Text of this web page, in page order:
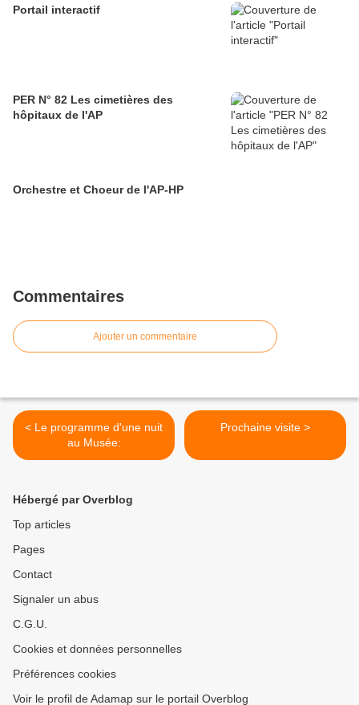
Portail interactif
PER N° 82 Les cimetières des
hôpitaux de l'AP
Orchestre et Choeur de l'AP-HP
Commentaires
Ajouter un commentaire
< Le programme d'une nuit
au Musée:
Prochaine visite >
Hébergé par Overblog
Top articles
Pages
Contact
Signaler un abus
C.G.U.
Cookies et données personnelles
Préférences cookies
Voir le profil de Adamap sur le portail Overblog